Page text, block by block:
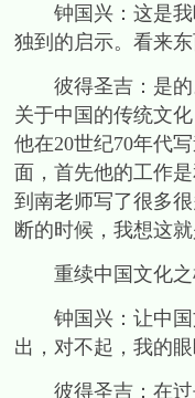
钟国兴：这是我
独到的启示。看来
彼得圣吉：是的
关于中国的传统文
他在20世纪70年代
面，首先他的工作
到南老师写了很多
断的时候，我想这
重续中国文化之
钟国兴：让中国
出，对不起，我的
彼得圣吉：在过